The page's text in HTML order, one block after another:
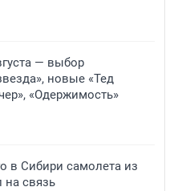
— выбор
новые «Тед
«Одержимость»
в Сибири самолета из
связь